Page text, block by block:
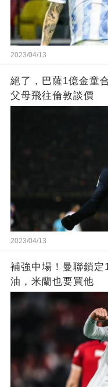
2023/04/13
絕了，巴薩1億金童
父母飛往倫敦談價
2023/04/13
補強中場！曼聯鎖
油，米蘭也要買他